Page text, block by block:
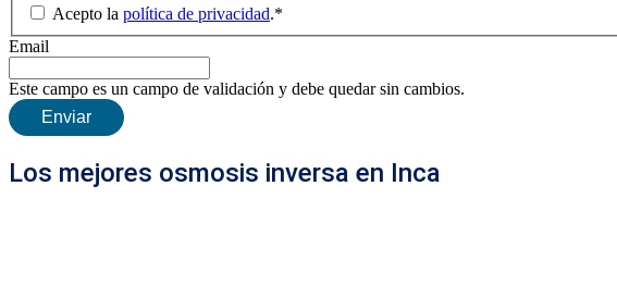
Acepto la política de privacidad.*
Email
Este campo es un campo de validación y debe quedar sin cambios.
Los mejores osmosis inversa en Inca